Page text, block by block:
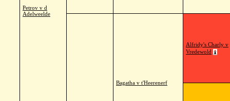
Petrov v d
Adelweelde
Bagatha v t'Heerenerf
Alfridy's Charly v
Vredewold